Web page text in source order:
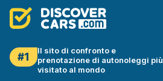
#1
Il sito di confronto e
prenotazione di autonoleggi più
visitato al mondo